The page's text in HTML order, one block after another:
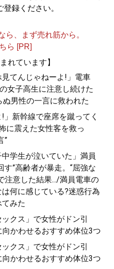
録ください。
ら、まず売れ筋から。
ら [PR]
れています】
てんじゃねーよ!」電車
女子高生に注意し続けた
男性の一言に救われた
新幹線で座席を蹴ってく
に震えた女性客を救っ
”
学生が泣いていた」満員
す”高齢者が暴走。“屈強な
注意した結果.../満員電車の
何に感じている?迷惑行為
みた
クス」で女性がドン引
向かわせるおすすめ体位3つ
クス」で女性がドン引
向かわせるおすすめ体位3つ